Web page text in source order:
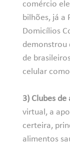
comércio
bilhões, já a
Domicílios
demonstrou
de
celular
3) Clubes de
virtual, a
certeira,
alimentos